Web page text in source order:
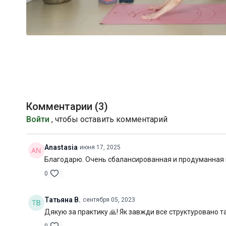
Комментарии (3)
Войти , чтобы оставить комментарий
Anastasia июня 17, 2025
Благодарю. Очень сбалансированная и продуманная
0
Татьяна В. сентября 05, 2023
Дякую за практику 🙏! Як завжди все структуровано